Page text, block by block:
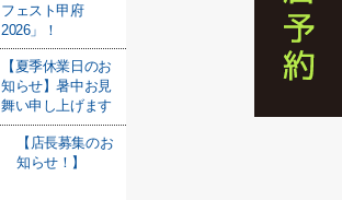
フェスト甲府
2026」！
【夏季休業日のお
知らせ】暑中お見
舞い申し上げます
【店長募集のお
知らせ！】